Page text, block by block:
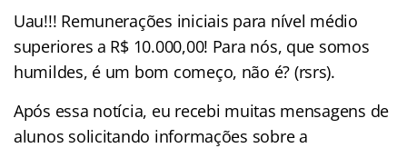
Uau!!! Remunerações iniciais para nível médio
superiores a R$ 10.000,00! Para nós, que somos
humildes, é um bom começo, não é? (rsrs).
Após essa notícia, eu recebi muitas mensagens de
alunos solicitando informações sobre a